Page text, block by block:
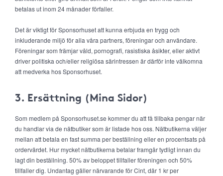
betalas ut inom 24 månader förfaller.
Det är viktigt för Sponsorhuset att kunna erbjuda en trygg och
inkluderande miljö för alla våra partners, föreningar och användare.
Föreningar som främjar våld, pornografi, rasistiska åsikter, eller aktivt
driver politiska och/eller religiösa särintressen är därför inte välkomna
att medverka hos Sponsorhuset.
3. Ersättning (Mina Sidor)
Som medlem på Sponsorhuset.se kommer du att få tillbaka pengar när
du handlar via de nätbutiker som är listade hos oss. Nätbutikerna väljer
mellan att betala en fast summa per beställning eller en procentsats på
ordervärdet. Hur mycket nätbutikerna betalar framgår tydligt innan du
lagt din beställning. 50% av beloppet tillfaller föreningen och 50%
tillfaller dig. Undantag gäller närvarande för Cint, där 1 kr per